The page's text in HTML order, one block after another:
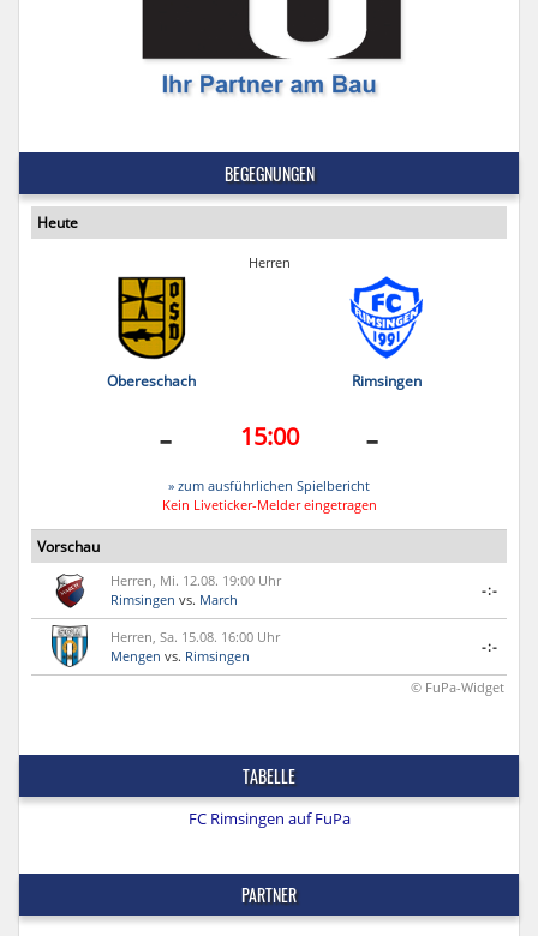
BEGEGNUNGEN
Heute
Herren
Obereschach Rimsingen
- 15:00 -
» zum ausführlichen Spielbericht
Kein Liveticker-Melder eingetragen
Vorschau
Herren, Mi. 12.08. 19:00 Uhr
Rimsingen vs. March
-:-
Herren, Sa. 15.08. 16:00 Uhr
Mengen vs. Rimsingen
-:-
© FuPa-Widget
TABELLE
FC Rimsingen auf FuPa
PARTNER